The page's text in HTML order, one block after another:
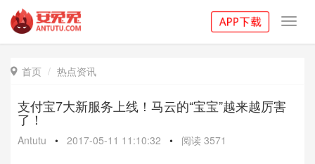
 首页 热点资讯
支付宝7大新服务上线！马云的“宝宝”越来越厉害
了！
Antutu • 2017-05-11 11:10:32 • 阅读 3571